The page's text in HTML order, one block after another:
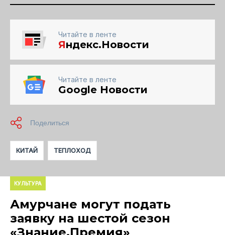
Читайте в ленте
Яндекс.Новости
Читайте в ленте
Google Новости
КИТАЙ ТЕПЛОХОД
КУЛЬТУРА
Амурчане могут подать
заявку на шестой сезон